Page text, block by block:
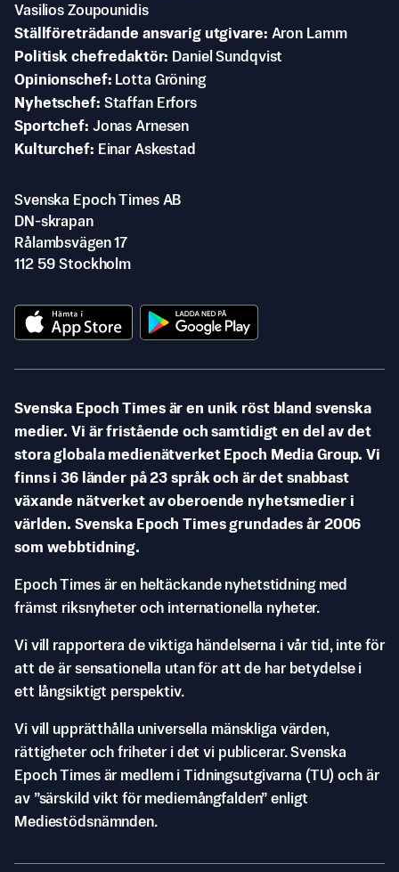
Vasilios Zoupounidis
Ställföreträdande ansvarig utgivare Aron Lamm
Politisk chefredaktör
Daniel Sundqvist
Opinionschef
Lotta Gröning
Nyhetschef Staffan Erfors
Sportchef Jonas Arnesen
Kulturchef
Einar Askestad
Svenska Epoch Times AB
DN-skrapan
Rålambsvägen 17
112 59 Stockholm
Svenska Epoch Times är en unik röst bland svenska
medier. Vi är fristående och samtidigt en del av det
stora globala medienätverket Epoch Media Group. Vi
finns i 36 länder på 23 språk och är det snabbast
växande nätverket av oberoende nyhetsmedier i
världen. Svenska Epoch Times grundades år 2006
som webbtidning.
Epoch Times är en heltäckande nyhetstidning med
främst riksnyheter och internationella nyheter.
Vi vill rapportera de viktiga händelserna i vår tid, inte för
att de är sensationella utan för att de har betydelse i
ett långsiktigt perspektiv.
Vi vill upprätthålla universella mänskliga värden,
rättigheter och friheter i det vi publicerar. Svenska
Epoch Times är medlem i Tidningsutgivarna (TU) och är
av ”särskild vikt för mediemångfalden” enligt
Mediestödsnämnden.